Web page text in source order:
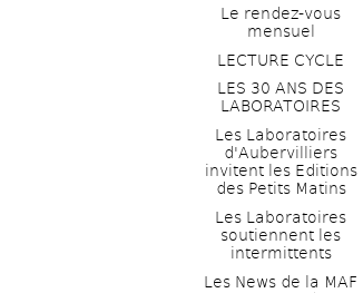
Le rendez-vous
mensuel
LECTURE CYCLE
LES 30 ANS DES
LABORATOIRES
Les Laboratoires
d'Aubervilliers
invitent les Editions
des Petits Matins
Les Laboratoires
soutiennent les
intermittents
Les News de la MAF